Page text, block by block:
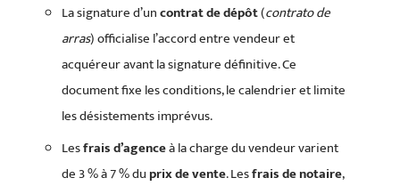
La signature d’uncontrat de dépôt(contrato de
arras) officialise l’accord entre vendeur et
acquéreur avant la signature définitive. Ce
document fixe les conditions, le calendrier et limite
les désistements imprévus.
Lesfrais d’agenceà la charge du vendeur varient
de 3 % à 7 % duprix de vente. Lesfrais de notaire,